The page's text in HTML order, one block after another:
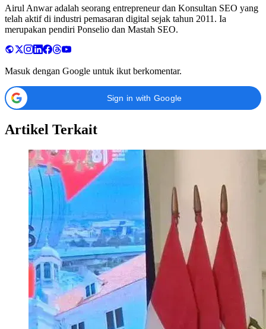
Airul Anwar adalah seorang entrepreneur dan Konsultan SEO yang
telah aktif di industri pemasaran digital sejak tahun 2011. Ia
merupakan pendiri Ponselio dan Mastah SEO.
Masuk dengan Google untuk ikut berkomentar.
Sign in with Google
Artikel Terkait